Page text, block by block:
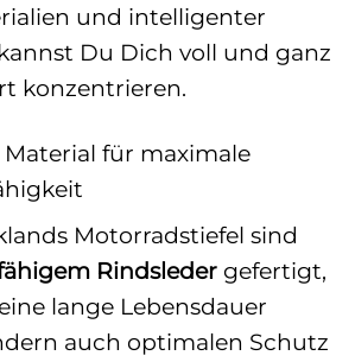
und intelligenter
Du Dich voll und ganz
konzentrieren.
für maximale
Motorradstiefel sind
Rindsleder gefertigt,
lange Lebensdauer
auch optimalen Schutz